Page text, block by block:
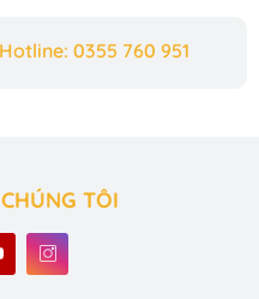
Hotline: 0355 760 951
TÔI